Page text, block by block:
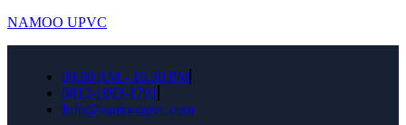
NAMOO UPVC
09.00 AM - 16.30 PM
0812-1993-1701
Info@namooupvc.com